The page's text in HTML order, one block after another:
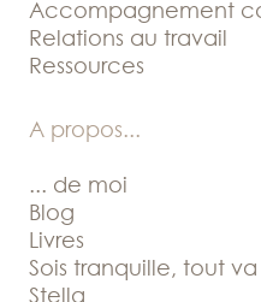
Accompagnement
Relations au travail
Ressources
A propos...
... de moi
Blog
Livres
Sois tranquille, tout
Stella